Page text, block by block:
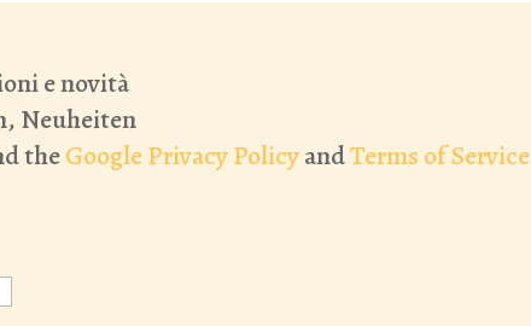
e novità
Neuheiten
theGoogle Privacy PolicyandTerms of Service